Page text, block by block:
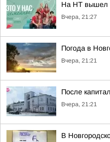
На НТ вышел
Вчера, 21:27
Погода в
Вчера, 21:21
После
Вчера, 21:21
В